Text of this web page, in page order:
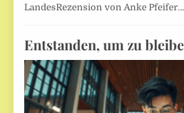
LandesRezension von Anke
Entstanden, um zu